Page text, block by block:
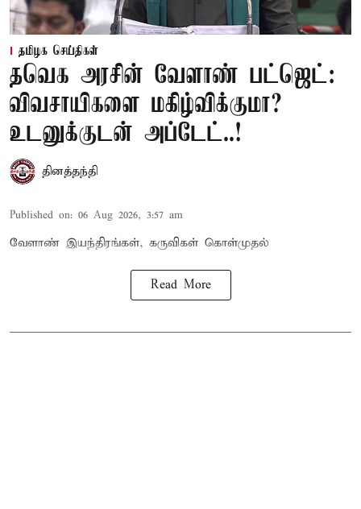
தமிழக செய்திகள்
தவெக அரசின் வேளாண் பட்ஜெட்:
விவசாயிகளை மகிழ்விக்குமா?
உடனுக்குடன் அப்டேட்..!
தினத்தந்தி
Published on: 06 Aug 2026, 3:57 am
வேளாண் இயந்திரங்கள், கருவிகள் கொள்முதல்
Read More